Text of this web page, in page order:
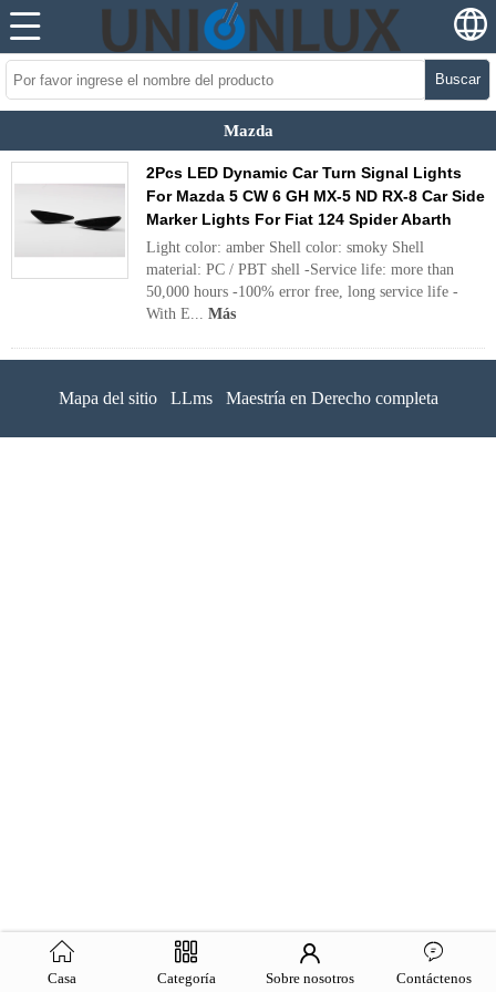
Buscar
Mazda
2Pcs LED Dynamic Car Turn Signal Lights
For Mazda 5 CW 6 GH MX-5 ND RX-8 Car Side
Marker Lights For Fiat 124 Spider Abarth
Light color: amber Shell color: smoky Shell
material: PC / PBT shell -Service life: more than
50,000 hours -100% error free, long service life -
With E... Más
Mapa del sitio LLms Maestría en Derecho completa
Casa Categoría Sobre nosotros Contáctenos